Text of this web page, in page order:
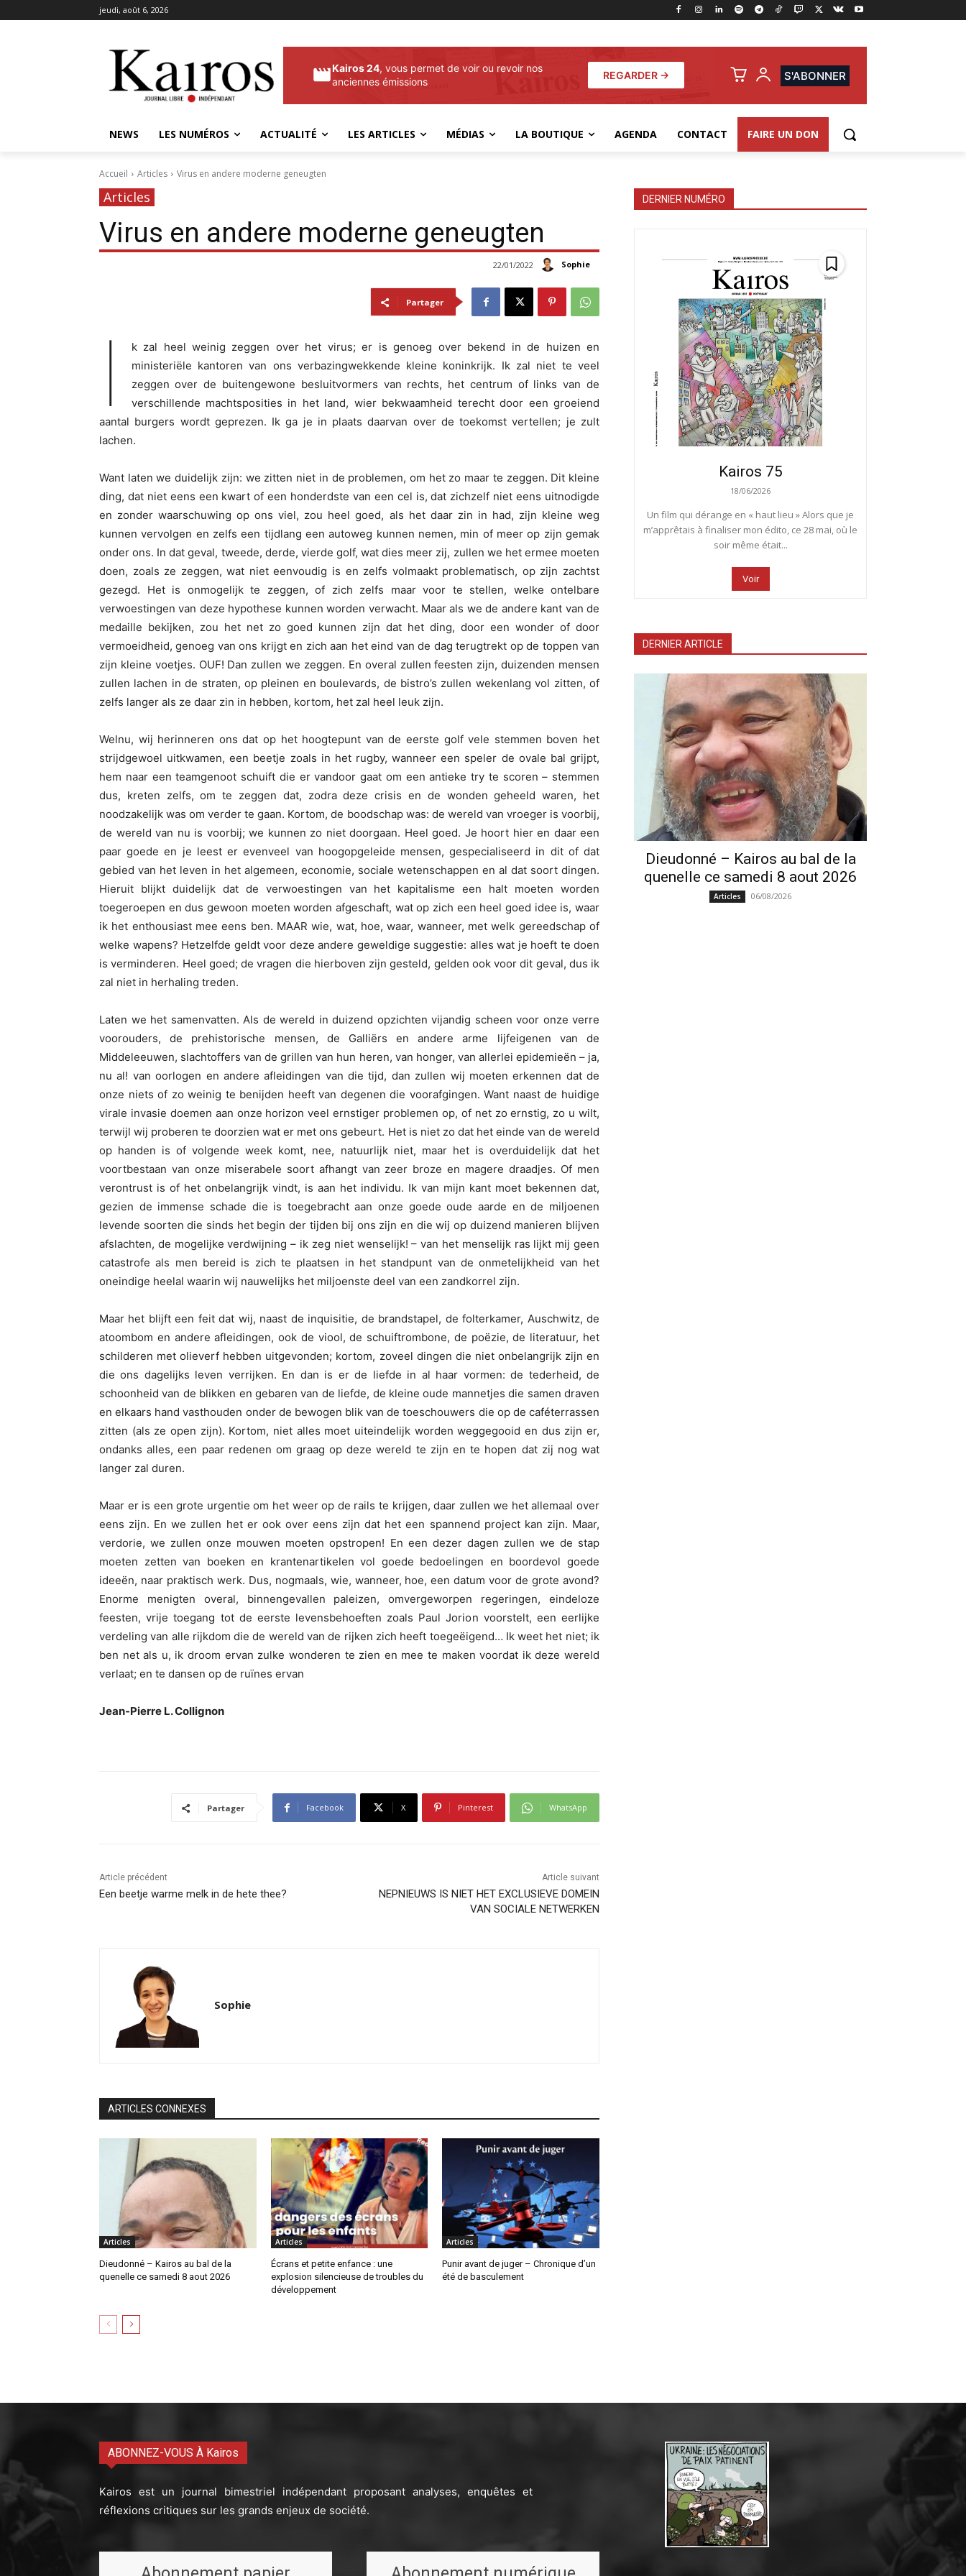
jeudi, août 6, 2026
Kairos 24, vous permet de voir ou revoir nos
anciennes émissions
REGARDER → S'ABONNER
NEWS LES NUMÉROS ACTUALITÉ LES ARTICLES MÉDIAS LA BOUTIQUE AGENDA CONTACT FAIRE UN DON
Accueil Articles Virus en andere moderne geneugten
Articles
Virus en andere moderne geneugten
Sophie
22/01/2022
Partager
I
k zal heel weinig zeggen over het virus; er is genoeg over bekend in de huizen en
ministeriële kantoren van ons verbazingwekkende kleine koninkrijk. Ik zal niet te veel
zeggen over de buitengewone besluitvormers van rechts, het centrum of links van de
verschillende machtsposities in het land, wier bekwaamheid terecht door een groeiend
aantal burgers wordt geprezen. Ik ga je in plaats daarvan over de toekomst vertellen; je zult
lachen.
Want laten we duidelijk zijn: we zitten niet in de problemen, om het zo maar te zeggen. Dit kleine
ding, dat niet eens een kwart of een honderdste van een cel is, dat zichzelf niet eens uitnodigde
en zonder waarschuwing op ons viel, zou heel goed, als het daar zin in had, zijn kleine weg
kunnen vervolgen en zelfs een tijdlang een autoweg kunnen nemen, min of meer op zijn gemak
onder ons. In dat geval, tweede, derde, vierde golf, wat dies meer zij, zullen we het ermee moeten
doen, zoals ze zeggen, wat niet eenvoudig is en zelfs volmaakt problematisch, op zijn zachtst
gezegd. Het is onmogelijk te zeggen, of zich zelfs maar voor te stellen, welke ontelbare
verwoestingen van deze hypothese kunnen worden verwacht. Maar als we de andere kant van de
medaille bekijken, zou het net zo goed kunnen zijn dat het ding, door een wonder of door
vermoeidheid, genoeg van ons krijgt en zich aan het eind van de dag terugtrekt op de toppen van
zijn kleine voetjes. OUF! Dan zullen we zeggen. En overal zullen feesten zijn, duizenden mensen
zullen lachen in de straten, op pleinen en boulevards, de bistro’s zullen wekenlang vol zitten, of
zelfs langer als ze daar zin in hebben, kortom, het zal heel leuk zijn.
Welnu, wij herinneren ons dat op het hoogtepunt van de eerste golf vele stemmen boven het
strijdgewoel uitkwamen, een beetje zoals in het rugby, wanneer een speler de ovale bal grijpt,
hem naar een teamgenoot schuift die er vandoor gaat om een antieke try te scoren – stemmen
dus, kreten zelfs, om te zeggen dat, zodra deze crisis en de wonden geheeld waren, het
noodzakelijk was om verder te gaan. Kortom, de boodschap was: de wereld van vroeger is voorbij,
de wereld van nu is voorbij; we kunnen zo niet doorgaan. Heel goed. Je hoort hier en daar een
paar goede en je leest er evenveel van hoogopgeleide mensen, gespecialiseerd in dit of dat
gebied van het leven in het algemeen, economie, sociale wetenschappen en al dat soort dingen.
Hieruit blijkt duidelijk dat de verwoestingen van het kapitalisme een halt moeten worden
toegeroepen en dus gewoon moeten worden afgeschaft, wat op zich een heel goed idee is, waar
ik het enthousiast mee eens ben. MAAR wie, wat, hoe, waar, wanneer, met welk gereedschap of
welke wapens? Hetzelfde geldt voor deze andere geweldige suggestie: alles wat je hoeft te doen
is verminderen. Heel goed; de vragen die hierboven zijn gesteld, gelden ook voor dit geval, dus ik
zal niet in herhaling treden.
Laten we het samenvatten. Als de wereld in duizend opzichten vijandig scheen voor onze verre
voorouders, de prehistorische mensen, de Galliërs en andere arme lijfeigenen van de
Middeleeuwen, slachtoffers van de grillen van hun heren, van honger, van allerlei epidemieën – ja,
nu al! van oorlogen en andere afleidingen van die tijd, dan zullen wij moeten erkennen dat de
onze niets of zo weinig te benijden heeft van degenen die voorafgingen. Want naast de huidige
virale invasie doemen aan onze horizon veel ernstiger problemen op, of net zo ernstig, zo u wilt,
terwijl wij proberen te doorzien wat er met ons gebeurt. Het is niet zo dat het einde van de wereld
op handen is of volgende week komt, nee, natuurlijk niet, maar het is overduidelijk dat het
voortbestaan van onze miserabele soort afhangt van zeer broze en magere draadjes. Of men
verontrust is of het onbelangrijk vindt, is aan het individu. Ik van mijn kant moet bekennen dat,
gezien de immense schade die is toegebracht aan onze goede oude aarde en de miljoenen
levende soorten die sinds het begin der tijden bij ons zijn en die wij op duizend manieren blijven
afslachten, de mogelijke verdwijning – ik zeg niet wenselijk! – van het menselijk ras lijkt mij geen
catastrofe als men bereid is zich te plaatsen in het standpunt van de onmetelijkheid van het
oneindige heelal waarin wij nauwelijks het miljoenste deel van een zandkorrel zijn.
Maar het blijft een feit dat wij, naast de inquisitie, de brandstapel, de folterkamer, Auschwitz, de
atoombom en andere afleidingen, ook de viool, de schuiftrombone, de poëzie, de literatuur, het
schilderen met olieverf hebben uitgevonden; kortom, zoveel dingen die niet onbelangrijk zijn en
die ons dagelijks leven verrijken. En dan is er de liefde in al haar vormen: de tederheid, de
schoonheid van de blikken en gebaren van de liefde, de kleine oude mannetjes die samen draven
en elkaars hand vasthouden onder de bewogen blik van de toeschouwers die op de caféterrassen
zitten (als ze open zijn). Kortom, niet alles moet uiteindelijk worden weggegooid en dus zijn er,
ondanks alles, een paar redenen om graag op deze wereld te zijn en te hopen dat zij nog wat
langer zal duren.
Maar er is een grote urgentie om het weer op de rails te krijgen, daar zullen we het allemaal over
eens zijn. En we zullen het er ook over eens zijn dat het een spannend project kan zijn. Maar,
verdorie, we zullen onze mouwen moeten opstropen! En een dezer dagen zullen we de stap
moeten zetten van boeken en krantenartikelen vol goede bedoelingen en boordevol goede
ideeën, naar praktisch werk. Dus, nogmaals, wie, wanneer, hoe, een datum voor de grote avond?
Enorme menigten overal, binnengevallen paleizen, omvergeworpen regeringen, eindeloze
feesten, vrije toegang tot de eerste levensbehoeften zoals Paul Jorion voorstelt, een eerlijke
verdeling van alle rijkdom die de wereld van de rijken zich heeft toegeëigend… Ik weet het niet; ik
ben net als u, ik droom ervan zulke wonderen te zien en mee te maken voordat ik deze wereld
verlaat; en te dansen op de ruïnes ervan
Jean-Pierre L. Collignon
Partager Facebook X Pinterest WhatsApp
Article précédent
Een beetje warme melk in de hete thee?
Article suivant
NEPNIEUWS IS NIET HET EXCLUSIEVE DOMEIN
VAN SOCIALE NETWERKEN
Sophie
ARTICLES CONNEXES
Articles
Dieudonné – Kairos au bal de la
quenelle ce samedi 8 aout 2026
Articles
Écrans et petite enfance : une
explosion silencieuse de troubles du
développement
Articles
Punir avant de juger – Chronique d’un
été de basculement
DERNIER NUMÉRO
Kairos 75
18/06/2026
Un film qui dérange en « haut lieu » Alors que je
m’apprêtais à finaliser mon édito, ce 28 mai, où le
soir même était...
Voir
DERNIER ARTICLE
Dieudonné – Kairos au bal de la
quenelle ce samedi 8 aout 2026
Articles 06/08/2026
ABONNEZ-VOUS À Kairos
Kairos est un journal bimestriel indépendant proposant analyses, enquêtes et
réflexions critiques sur les grands enjeux de société.